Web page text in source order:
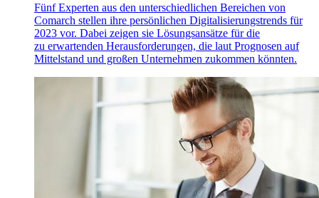
Fünf Experten aus den unterschiedlichen Bereichen von
Comarch stellen ihre persönlichen Digitalisierungstrends für
2023 vor. Dabei zeigen sie Lösungsansätze für die
zu erwartenden Herausforderungen, die laut Prognosen auf
Mittelstand und großen Unternehmen zukommen könnten.